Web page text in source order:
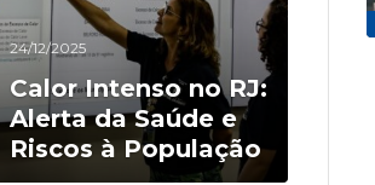
24/12/2025
Calor Intenso no RJ:
Alerta da Saúde e
Riscos à População